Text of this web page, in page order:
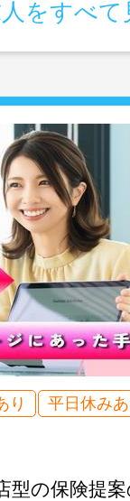
をすべて
り 平日休み
型の保険提